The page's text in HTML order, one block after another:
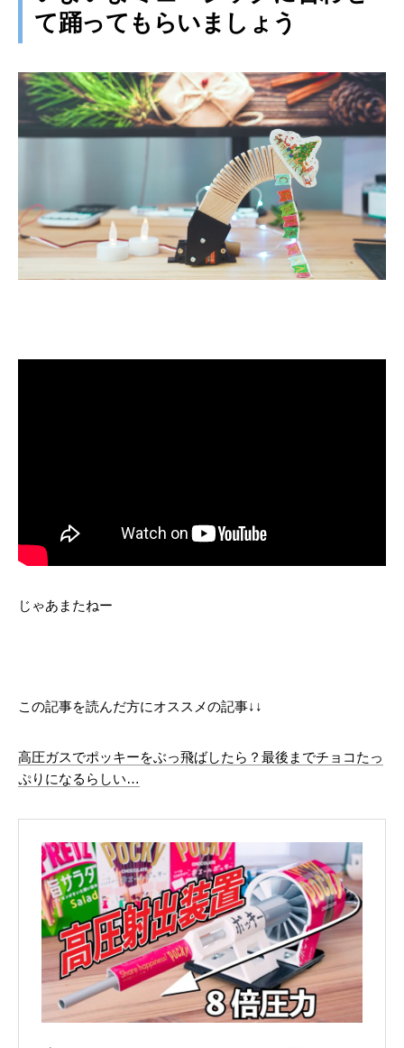
て踊ってもらいましょう
じゃあまたねー
この記事を読んだ方にオススメの記事↓↓
高圧ガスでポッキーをぶっ飛ばしたら？最後までチョコたっ
ぷりになるらしい…